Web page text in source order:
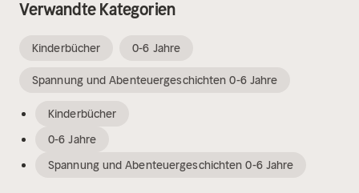
Verwandte Kategorien
Kinderbücher 0-6 Jahre
Spannung und Abenteuergeschichten 0-6 Jahre
Kinderbücher
0-6 Jahre
Spannung und Abenteuergeschichten 0-6 Jahre